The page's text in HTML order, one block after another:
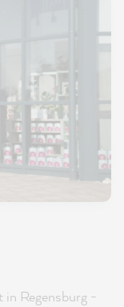
Regensburg -